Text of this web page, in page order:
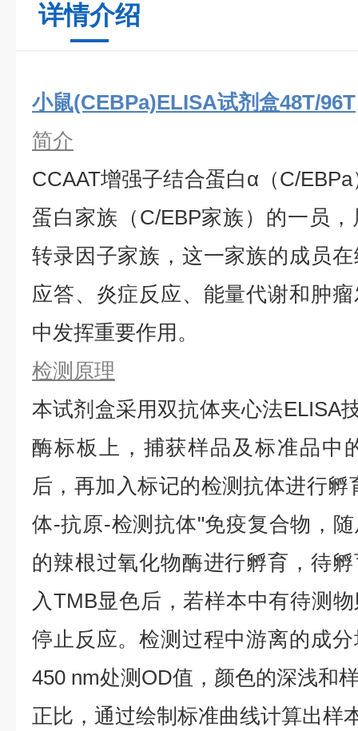
详情介绍
小鼠(CEBPa)ELISA试剂盒48T/96T
简介
CCAAT增强子结合蛋白α（C/
蛋白家族（C/EBP家族）的一员
转录因子家族，这一家族的成员
应答、炎症反应、能量代谢和肿
中发挥重要作用。
检测原理
本试剂盒采用双抗体夹心法ELISA
酶标板上，捕获样品及标准品中
后，再加入标记的检测抗体进行孵
体-抗原-检测抗体"免疫复合物，
的辣根过氧化物酶进行孵育，待
入TMB显色后，若样本中有待测
停止反应。检测过程中游离的成
450 nm处测OD值，颜色的深浅和
正比，通过绘制标准曲线计算出样